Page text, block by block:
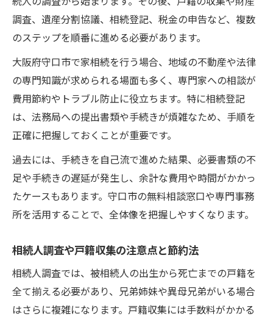
調査、遺産分割協議、相続登記、税金の申告など、複数
のステップを順番に進める必要があります。
大阪府守口市で家相続を行う場合、地域の不動産や法律
の専門知識が求められる場面も多く、専門家への相談が
費用節約やトラブル防止に役立ちます。特に相続登記
は、法務局への提出書類や手続きが煩雑なため、手順を
正確に把握しておくことが重要です。
過去には、手続きを自己流で進めた結果、必要書類の不
足や手続きの遅延が発生し、余計な費用や時間がかかっ
たケースもあります。守口市の無料相談窓口や専門事務
所を活用することで、全体像を把握しやすくなります。
相続人調査や戸籍収集の注意点と節約法
相続人調査では、被相続人の出生から死亡までの戸籍を
全て揃える必要があり、兄弟姉妹や異母兄弟がいる場合
はさらに複雑になります。戸籍収集には手数料がかかる